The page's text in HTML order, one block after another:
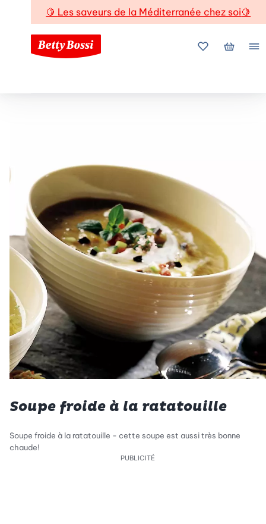
🍋 Les saveurs de la Méditerranée chez soi🍋
Mes favoris
Mon
Soupe froide à la ratatouille
Soupe froide à la ratatouille - cette soupe est aussi très bonne
chaude!
PUBLICITÉ